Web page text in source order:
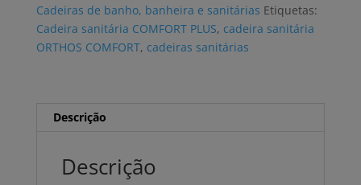
Cadeiras de banho, banheira e sanitárias Etiquetas:
Cadeira sanitária COMFORT PLUS, cadeira sanitária
ORTHOS COMFORT, cadeiras sanitárias
Descrição
Descrição